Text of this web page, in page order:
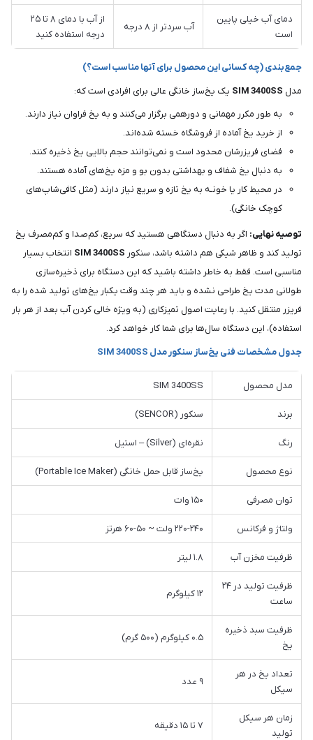
دمای آب خیلی پایین
است
آب سردتر از ۸ درجه
از آب با دمای ۸ تا ۲۵
درجه استفاده کنید
جمع‌بندی (چه کسانی این محصول برای آنها مناسب است؟)
مدل SIM 3400SS یک یخ‌ساز خانگی عالی برای افرادی است که:
به طور مکرر مهمانی و دورهمی برگزار می‌کنند و به یخ فراوان نیاز دارند.
از خرید یخ آماده از فروشگاه خسته شده‌اند.
فضای فریزرشان محدود است و نمی‌توانند حجم بالایی یخ ذخیره کنند.
به دنبال یخ شفاف و بهداشتی بدون بو و مزه یخ‌های آماده هستند.
در محیط کار یا خونـه به یخ تازه و سریع نیاز دارند (مثل کافی‌شاپ‌های
کوچک خانگی).
توصیه نهایی: اگر به دنبال دستگاهی هستید که سریع، کم‌صدا و کم‌مصرف یخ
تولید کند و ظاهر شیکی هم داشته باشد، سنکور SIM 3400SS انتخاب بسیار
مناسبی است. فقط به خاطر داشته باشید که این دستگاه برای ذخیره‌سازی
طولانی مدت یخ طراحی نشده و باید هر چند وقت یکبار یخ‌های تولید شده را به
فریزر منتقل کنید. با رعایت اصول تمیزکاری (به ویژه خالی کردن آب بعد از هر بار
استفاده)، این دستگاه سال‌ها برای شما کار خواهد کرد.
جدول مشخصات فنی یخ‌ساز سنکور مدل SIM 3400SS
مدل محصول SIM 3400SS
برند سنکور (SENCOR)
رنگ نقره‌ای (Silver) – استیل
نوع محصول یخ‌ساز قابل حمل خانگی (Portable Ice Maker)
توان مصرفی ۱۵۰ وات
ولتاژ و فرکانس ۲۲۰-۲۴۰ ولت ~ ۵۰-۶۰ هرتز
ظرفیت مخزن آب ۱.۸ لیتر
ظرفیت تولید در ۲۴
ساعت
۱۲ کیلوگرم
ظرفیت سبد ذخیره
یخ
۰.۵ کیلوگرم (۵۰۰ گرم)
تعداد یخ در هر
سیکل
۹ عدد
زمان هر سیکل
تولید
۷ تا ۱۵ دقیقه